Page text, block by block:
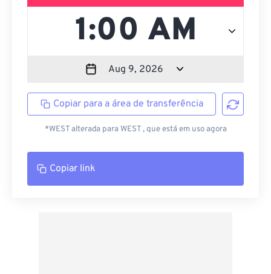
Copiar para a área de transferência
*WEST alterada para WEST , que está em uso agora
Copiar link